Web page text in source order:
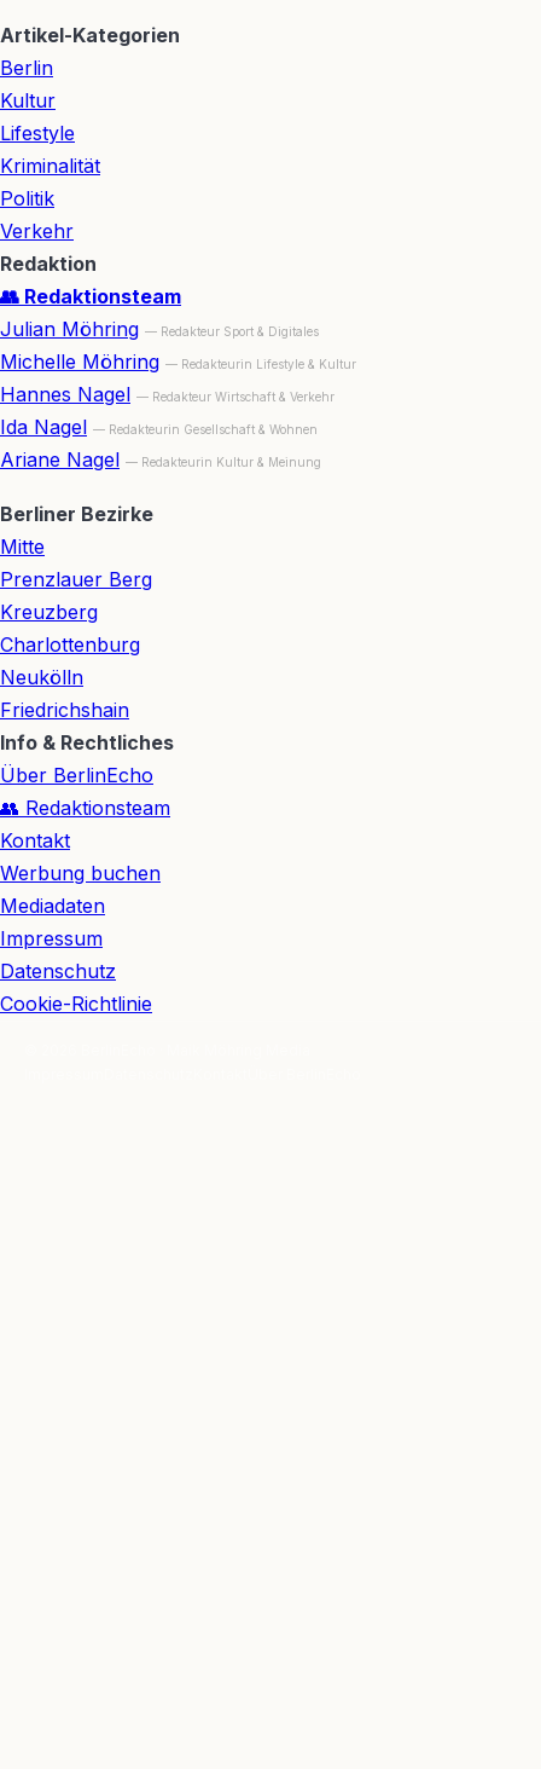
Artikel-Kategorien
Berlin
Kultur
Lifestyle
Kriminalität
Politik
Verkehr
Redaktion
👥 Redaktionsteam
Julian Möhring — Redakteur Sport & Digitales
Michelle Möhring — Redakteurin Lifestyle & Kultur
Hannes Nagel — Redakteur Wirtschaft & Verkehr
Ida Nagel — Redakteurin Gesellschaft & Wohnen
Ariane Nagel — Redakteurin Kultur & Meinung
Berliner Bezirke
Mitte
Prenzlauer Berg
Kreuzberg
Charlottenburg
Neukölln
Friedrichshain
Info & Rechtliches
Über BerlinEcho
👥 Redaktionsteam
Kontakt
Werbung buchen
Mediadaten
Impressum
Datenschutz
Cookie-Richtlinie